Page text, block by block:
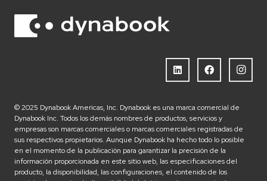
© 2025 Dynabook Americas, Inc. Dynabook es una marca comercial de
Dynabook Inc. Todos los demás nombres de productos, servicios y
empresas son marcas comerciales o marcas comerciales registradas de
sus respectivos propietarios. Aunque Dynabook ha hecho todo lo posible
en el momento de la publicación para garantizar la precisión de la
información proporcionada en este sitio web, las especificaciones del
producto, la disponibilidad, las configuraciones, el contenido de los